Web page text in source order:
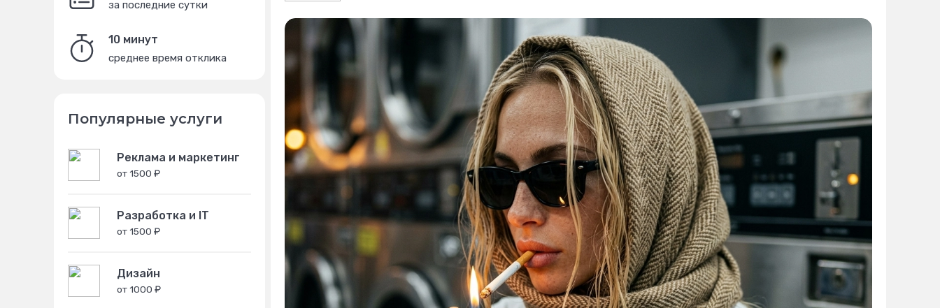
за последние сутки
10 минут
среднее время отклика
Популярные услуги
Реклама и маркетинг
от 1500 ₽
Разработка и IT
от 1500 ₽
Дизайн
от 1000 ₽